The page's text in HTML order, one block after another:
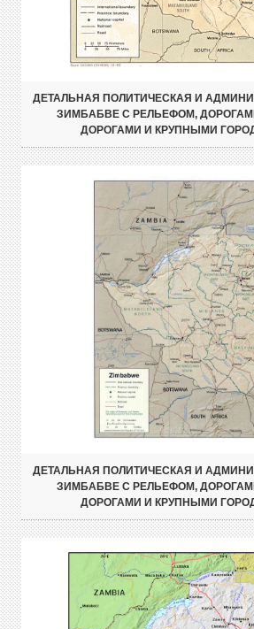
ДЕТАЛЬНАЯ ПОЛИТИЧЕСКАЯ И
ЗИМБАБВЕ С РЕЛЬЕФОМ,
ДОРОГАМИ И КРУПНЫМИ
ДЕТАЛЬНАЯ ПОЛИТИЧЕСКАЯ И
ЗИМБАБВЕ С РЕЛЬЕФОМ,
ДОРОГАМИ И КРУПНЫМИ